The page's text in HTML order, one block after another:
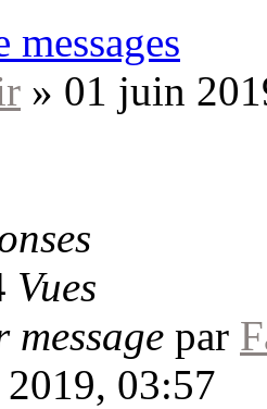
» 01 juin
Vues
message par
03:57